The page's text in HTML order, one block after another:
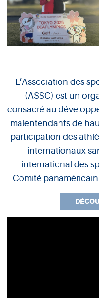
ASSC
L’Association des
(ASSC) est un
consacré au
malentendants de
participation des
internationaux
international des
Comité